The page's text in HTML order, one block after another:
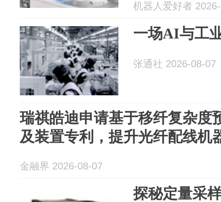
机器人爱好者
一场AI与工
张通社 2026-08-07
瑞祺皓迪申请基于移纤复杂度
及装置专利，提升光纤配线机
金融界 2026-08-07
探秘定量采